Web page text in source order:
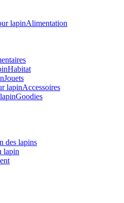
Alimentation
Habitat
Jouets
Accessoires
Goodies
des lapins
lapin